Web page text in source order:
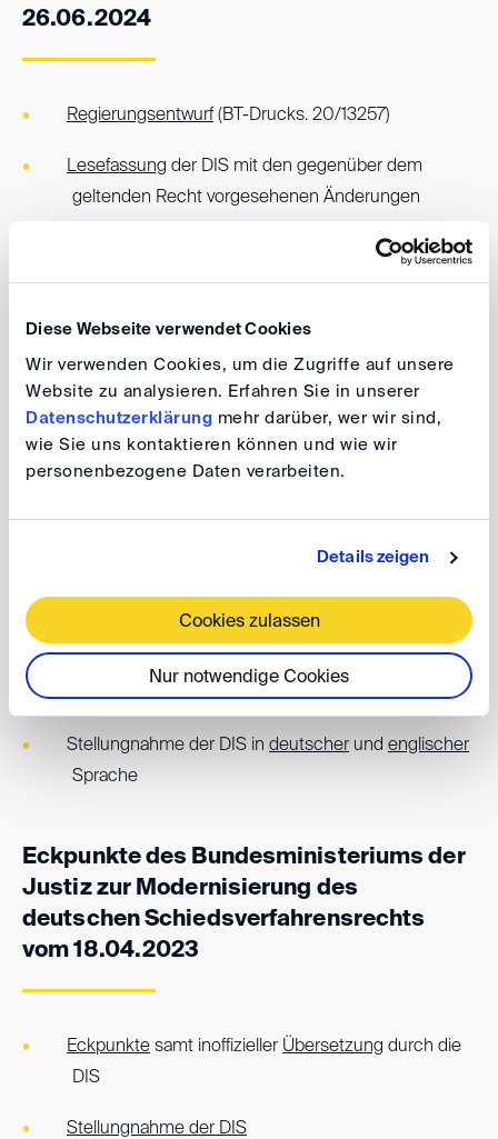
Diese Webseite verwendet Cookies
Wir verwenden Cookies, um die Zugriffe auf unsere
Website zu analysieren. Erfahren Sie in unserer
Datenschutzerklärung mehr darüber, wer wir sind,
wie Sie uns kontaktieren können und wie wir
personenbezogene Daten verarbeiten.
Details zeigen
Cookies zulassen
Nur notwendige Cookies
26.06.2024
Regierungsentwurf(BT-Drucks. 20/13257)
Lesefassung der DIS mit den gegenüber dem
geltenden Recht vorgesehenen Änderungen
der DIS mit den gegenüber den im
Referentenentwurf vorgesehenen Änderungen
Referentenentwurf des
Bundesministeriums der Justiz eines
Gesetzes zur Modernisierung des
Schiedsverfahrensrechts vom
01.02.2024
Bundesministerium der Justiz
Sprache
Stellungnahme der DIS in deutscher und englischer
Sprache
Eckpunkte des Bundesministeriums der
Justiz zur Modernisierung des
deutschen Schiedsverfahrensrechts
vom 18.04.2023
Eckpunkte samt inoffizieller Übersetzung durch die
DIS
Stellungnahme der DIS